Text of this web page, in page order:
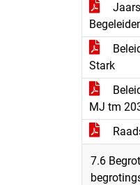
Stark
MJ tm
7.6